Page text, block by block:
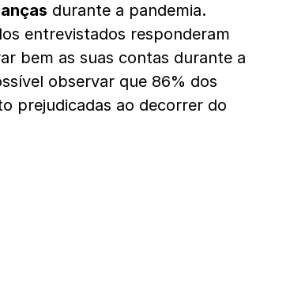
durante a pandemia.
entrevistados responderam
bem as suas contas durante a
observar que 86% dos
prejudicadas ao decorrer do